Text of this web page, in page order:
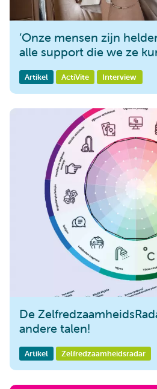
‘Onze mensen zijn
alle support die we ze
Artikel ActiVite Interview
De
andere talen!
Artikel Zelfredzaamheidsradar